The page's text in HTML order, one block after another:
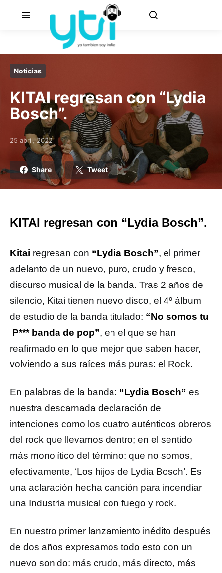
Noticias
KITAI regresan con “Lydia
Bosch”.
Posted on
25 abril, 2022
Share Tweet
KITAI regresan con “Lydia Bosch”.
Kitai regresan con “Lydia Bosch”, el primer
adelanto de un nuevo, puro, crudo y fresco,
discurso musical de la banda. Tras 2 años de
silencio, Kitai tienen nuevo disco, el 4º álbum
de estudio de la banda titulado: “No somos tu
P*** banda de pop”, en el que se han
reafirmado en lo que mejor que saben hacer,
volviendo a sus raíces más puras: el Rock.
En palabras de la banda: “Lydia Bosch” es
nuestra descarnada declaración de
intenciones como los cuatro auténticos obreros
del rock que llevamos dentro; en el sentido
más monolítico del término: que no somos,
efectivamente, ‘Los hijos de Lydia Bosch’. Es
una aclaración hecha canción para incendiar
una Industria musical con fuego y rock.
En nuestro primer lanzamiento inédito después
de dos años expresamos todo esto con un
nuevo sonido: más crudo, más directo, más